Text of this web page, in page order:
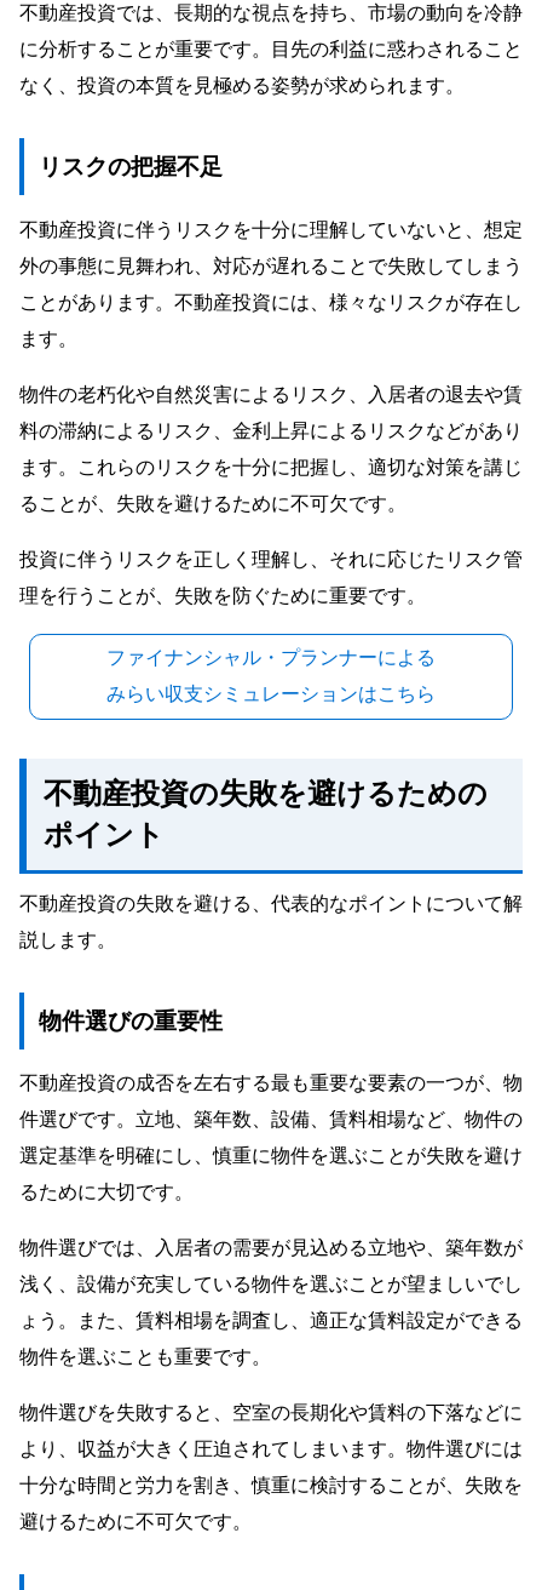
不動産投資では、長期的な視点を持ち、市場の動向を冷静
に分析することが重要です。目先の利益に惑わされること
なく、投資の本質を見極める姿勢が求められます。
リスクの把握不足
不動産投資に伴うリスクを十分に理解していないと、想定
外の事態に見舞われ、対応が遅れることで失敗してしまう
ことがあります。不動産投資には、様々なリスクが存在し
ます。
物件の老朽化や自然災害によるリスク、入居者の退去や賃
料の滞納によるリスク、金利上昇によるリスクなどがあり
ます。これらのリスクを十分に把握し、適切な対策を講じ
ることが、失敗を避けるために不可欠です。
投資に伴うリスクを正しく理解し、それに応じたリスク管
理を行うことが、失敗を防ぐために重要です。
ファイナンシャル・プランナーによる
みらい収支シミュレーションはこちら
不動産投資の失敗を避けるための
ポイント
不動産投資の失敗を避ける、代表的なポイントについて解
説します。
物件選びの重要性
不動産投資の成否を左右する最も重要な要素の一つが、物
件選びです。立地、築年数、設備、賃料相場など、物件の
選定基準を明確にし、慎重に物件を選ぶことが失敗を避け
るために大切です。
物件選びでは、入居者の需要が見込める立地や、築年数が
浅く、設備が充実している物件を選ぶことが望ましいでし
ょう。また、賃料相場を調査し、適正な賃料設定ができる
物件を選ぶことも重要です。
物件選びを失敗すると、空室の長期化や賃料の下落などに
より、収益が大きく圧迫されてしまいます。物件選びには
十分な時間と労力を割き、慎重に検討することが、失敗を
避けるために不可欠です。